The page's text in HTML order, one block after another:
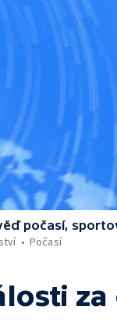
počasí,
Počasí